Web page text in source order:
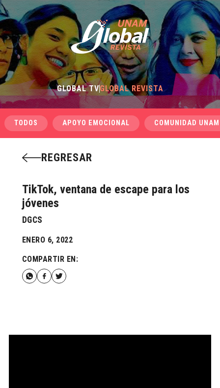
GLOBAL TVGLOBAL REVISTA
TODOS APOYO EMOCIONAL COMUNIDAD UNAM
REGRESAR
TikTok, ventana de escape para los
jóvenes
DGCS
ENERO 6, 2022
COMPARTIR EN: